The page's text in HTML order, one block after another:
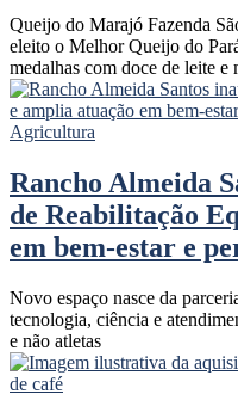
Queijo do Marajó Fazenda
eleito o Melhor Queijo do
medalhas com doce de leite e
Agricultura
Rancho Almeida
de Reabilitação
em bem-estar e
Novo espaço nasce da
tecnologia, ciência e
e não atletas